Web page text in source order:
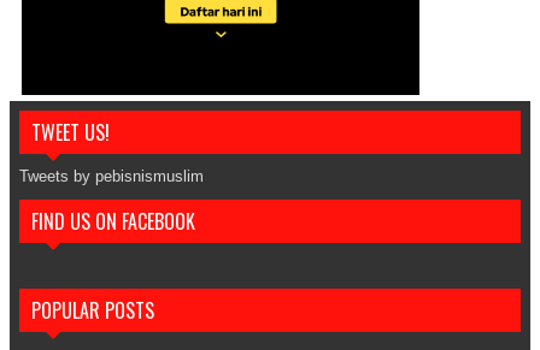
TWEET US!
Tweets by pebisnismuslim
FIND US ON FACEBOOK
POPULAR POSTS